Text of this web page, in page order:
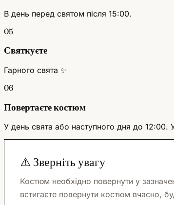
В день перед святом після 15:00.
05
Святкуєте
Гарного свята ✨
06
Повертаєте костюм
У день свята або наступного дня до
⚠️ Зверніть увагу
Костюм необхідно повернути у
встигаєте повернути костюм вчасно,